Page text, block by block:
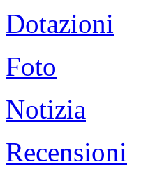
Dotazioni
Foto
Notizia
Recensioni